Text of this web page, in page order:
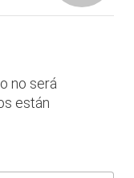
no será
están